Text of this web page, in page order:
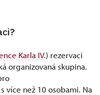
Karla IV.) rezervaci
organizovaná skupina.
více než 10 osobami. Na